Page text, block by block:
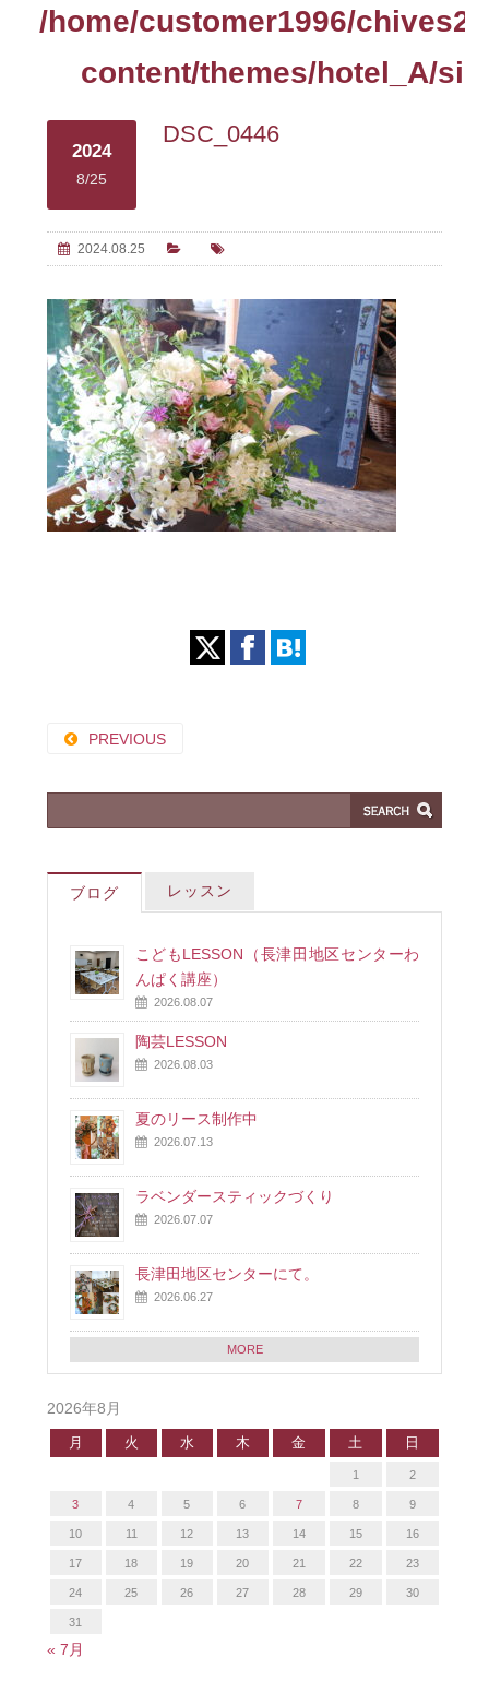
/home/customer1996/
content/themes/hotel_A/
2024
8/25
DSC_0446
2024.08.25
PREVIOUS
ブログ レッスン
こどもLESSON（長津田地区センターわ
んぱく講座）
2026.08.07
陶芸LESSON
2026.08.03
夏のリース制作中
2026.07.13
ラベンダースティックづくり
2026.07.07
長津田地区センターにて。
2026.06.27
MORE
2026年8月
月 火 水 木 金 土 日
1 2
3 4 5 6 7 8 9
10 11 12 13 14 15 16
17 18 19 20 21 22 23
24 25 26 27 28 29 30
31
« 7月